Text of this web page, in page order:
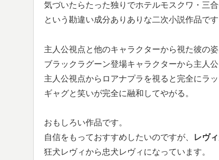
気づいたらたった独りでホテルモスクワ・三
という勘違い成分ありありな二次小説作品で
主人公視点と他のキャラクターから視た彼の
ブラックラグーン登場キャラクターから主人
主人公視点からロアナプラを視ると完全にラ
ギャグと笑いが完全に融和してやがる。
おもしろい作品です。
自信をもっておすすめしたいのですが、
レヴ
狂犬レヴィから忠犬レヴィになっています。